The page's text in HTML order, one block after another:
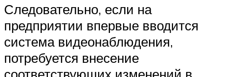
Следовательно, если на
предприятии впервые вводится
система видеонаблюдения,
потребуется внесение
соответствующих изменений в